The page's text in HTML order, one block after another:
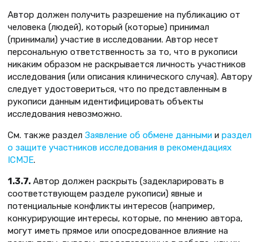
Автор должен получить разрешение на публикацию от
человека (людей), который (которые) принимал
(принимали) участие в исследовании. Автор несет
персональную ответственность за то, что в рукописи
никаким образом не раскрывается личность участников
исследования (или описания клинического случая). Автору
следует удостовериться, что по представленным в
рукописи данным идентифицировать объекты
исследования невозможно.
См. также раздел Заявление об обмене данными и раздел
о защите участников исследования в рекомендациях
ICMJE.
1.3.7. Автор должен раскрыть (задекларировать в
соответствующем разделе рукописи) явные и
потенциальные конфликты интересов (например,
конкурирующие интересы, которые, по мнению автора,
могут иметь прямое или опосредованное влияние на